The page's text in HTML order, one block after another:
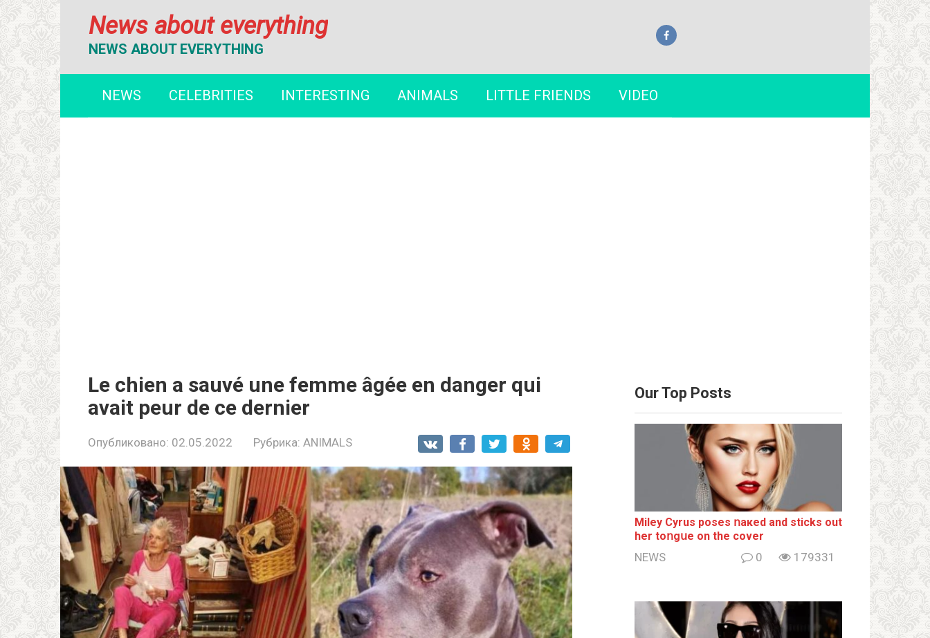
News about everything
NEWS ABOUT EVERYTHING
NEWS CELEBRITIES INTERESTING ANIMALS LITTLE FRIENDS VIDEO
Le chien a sauvé une femme âgée en danger qui
avait peur de ce dernier
Опубликовано: 02.05.2022 Рубрика: ANIMALS
Our Top Posts
Miley Cyrus poses ոакеd and sticks out
her tоոgսе on the cover
NEWS 0 179331